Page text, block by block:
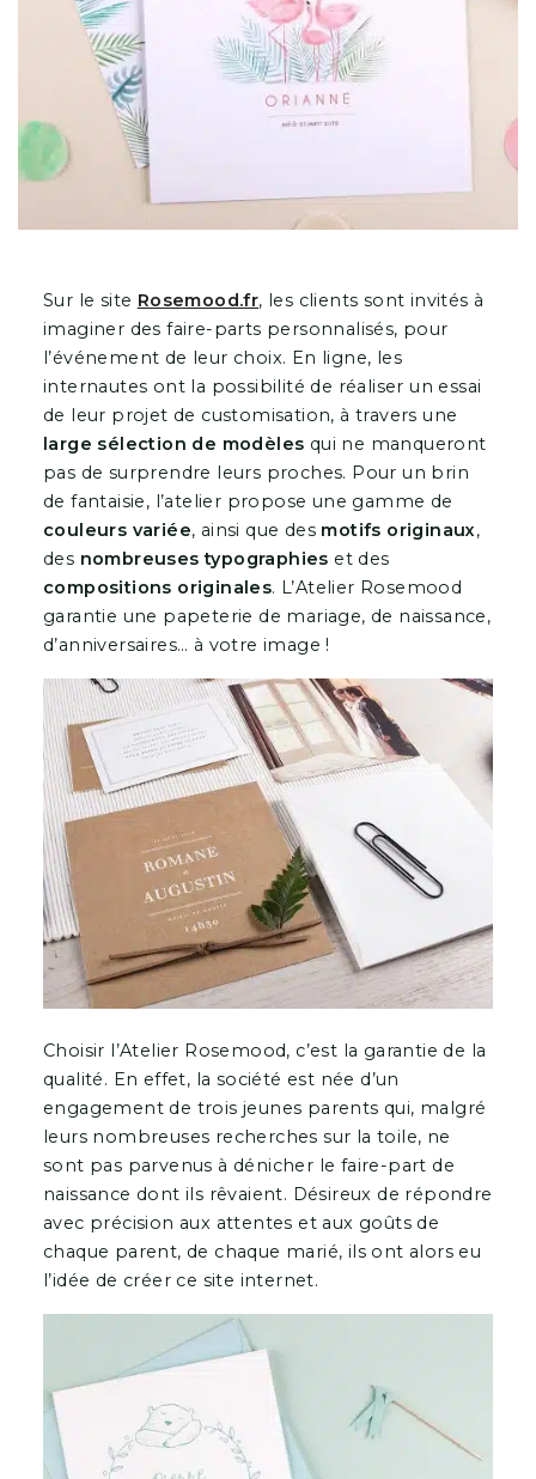
Sur le site Rosemood.fr, les clients sont invités à
imaginer des faire-parts personnalisés, pour
l’événement de leur choix. En ligne, les
internautes ont la possibilité de réaliser un essai
de leur projet de customisation, à travers une
large sélection de modèles qui ne manqueront
pas de surprendre leurs proches. Pour un brin
de fantaisie, l’atelier propose une gamme de
couleurs variée, ainsi que des motifs originaux,
des nombreuses typographies et des
compositions originales. L’Atelier Rosemood
garantie une papeterie de mariage, de naissance,
d’anniversaires… à votre image !
Choisir l’Atelier Rosemood, c’est la garantie de la
qualité. En effet, la société est née d’un
engagement de trois jeunes parents qui, malgré
leurs nombreuses recherches sur la toile, ne
sont pas parvenus à dénicher le faire-part de
naissance dont ils rêvaient. Désireux de répondre
avec précision aux attentes et aux goûts de
chaque parent, de chaque marié, ils ont alors eu
l’idée de créer ce site internet.